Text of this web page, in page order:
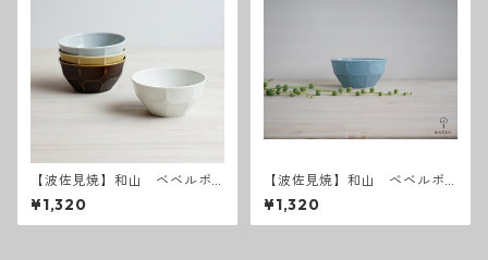
【波佐見焼】和山 ベベルボ
ウル M
¥1,320
【波佐見焼】和山 ベベルボ
ウル（Ｍ）スカイ
¥1,320